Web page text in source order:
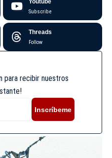
Youtube
Subscribe
Threads
Follow
para recibir nuestros
Inscríbeme